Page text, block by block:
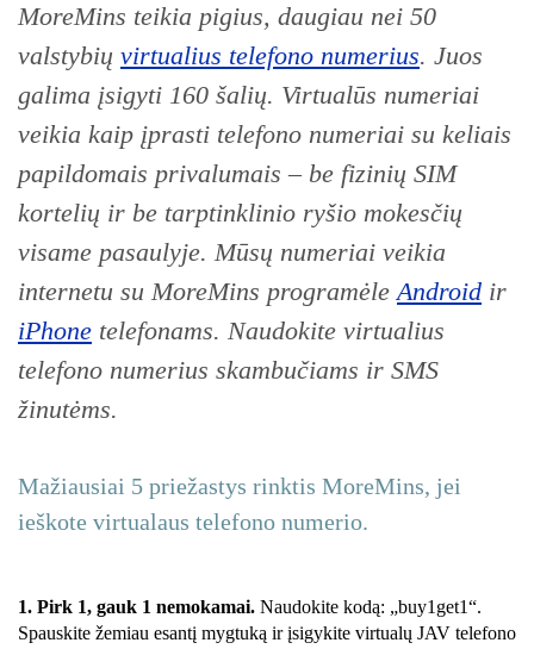
MoreMins teikia pigius, daugiau nei 50
valstybių virtualius telefono numerius. Juos
galima įsigyti 160 šalių. Virtualūs numeriai
veikia kaip įprasti telefono numeriai su keliais
papildomais privalumais – be fizinių SIM
kortelių ir be tarptinklinio ryšio mokesčių
visame pasaulyje. Mūsų numeriai veikia
internetu su MoreMins programėleAndroid ir
iPhone telefonams. Naudokite virtualius
telefono numerius skambučiams ir SMS
žinutėms.
Mažiausiai 5 priežastys rinktis MoreMins, jei
ieškote virtualaus telefono numerio.
1. Pirk 1, gauk 1 nemokamai. Naudokite kodą: „buy1get1“.
Spauskite žemiau esantį mygtuką ir įsigykite virtualų JAV telefono